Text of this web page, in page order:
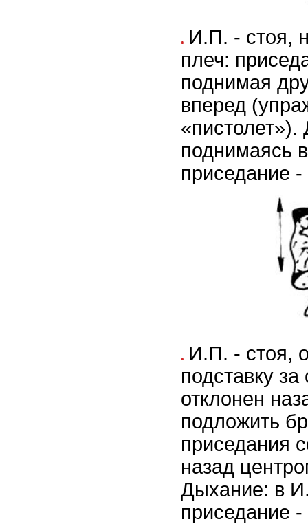
И.П. - стоя,
плеч:
поднимая
вперед
поднимаясь
приседание
И.П. - стоя,
подставку
отклонен
подложить
приседания
назад
Дыхание: в
приседание